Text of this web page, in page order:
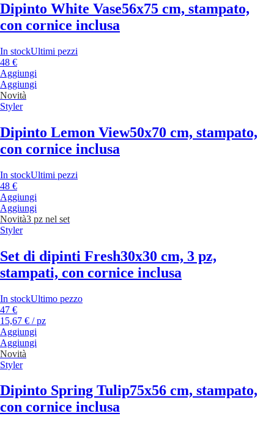
Dipinto White Vase56x75 cm, stampato,
con cornice inclusa
In stockUltimi pezzi
48 €
Aggiungi
Aggiungi
Novità
Styler
Dipinto Lemon View50x70 cm, stampato,
con cornice inclusa
In stockUltimi pezzi
48 €
Aggiungi
Aggiungi
Novità3 pz nel set
Styler
Set di dipinti Fresh30x30 cm, 3 pz,
stampati, con cornice inclusa
In stockUltimo pezzo
47 €
15,67 € / pz
Aggiungi
Aggiungi
Novità
Styler
Dipinto Spring Tulip75x56 cm, stampato,
con cornice inclusa